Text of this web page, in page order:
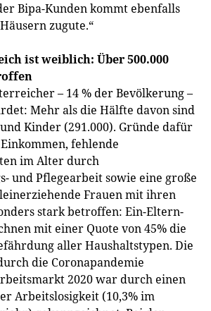
Bipa-Kunden kommt ebenfalls
zugute.“
ist weiblich: Über 500.000
– 14 % der Bevölkerung –
Mehr als die Hälfte davon sind
Kinder (291.000). Gründe dafür
fehlende
im Alter durch
und Pflegearbeit sowie eine große
Frauen mit ihren
stark betroffen: Ein-Eltern-
mit einer Quote von 45% die
aller Haushaltstypen. Die
die Coronapandemie
2020 war durch einen
Arbeitslosigkeit (10,3% im